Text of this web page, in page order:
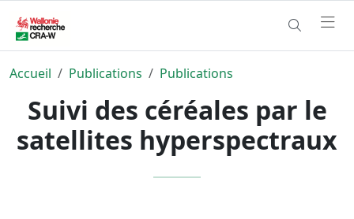
Accueil Publications Publications
Suivi des céréales par le
satellites hyperspectraux